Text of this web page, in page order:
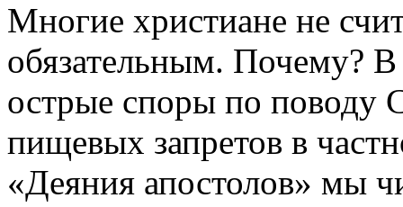
Многие христиане не
обязательным. Почему?
острые споры по поводу
пищевых запретов в
«Деяния апостолов» мы